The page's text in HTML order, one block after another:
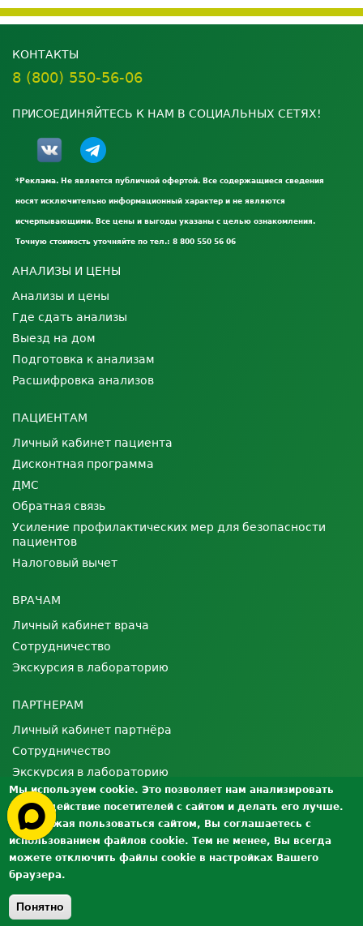
КОНТАКТЫ
8 (800) 550-56-06
ПРИСОЕДИНЯЙТЕСЬ К НАМ В СОЦИАЛЬНЫХ СЕТЯХ!
*Реклама. Не является публичной офертой. Все содержащиеся сведения
носят исключительно информационный характер и не являются
исчерпывающими. Все цены и выгоды указаны с целью ознакомления.
Точную стоимость уточняйте по тел.: 8 800 550 56 06
АНАЛИЗЫ И ЦЕНЫ
Анализы и цены
Где сдать анализы
Выезд на дом
Подготовка к анализам
Расшифровка анализов
ПАЦИЕНТАМ
Личный кабинет пациента
Дисконтная программа
ДМС
Обратная связь
Усиление профилактических мер для безопасности
пациентов
Налоговый вычет
ВРАЧАМ
Личный кабинет врача
Сотрудничество
Экскурсия в лабораторию
ПАРТНЕРАМ
Личный кабинет партнёра
Сотрудничество
Экскурсия в лабораторию
О ЛАБОРАТОРИИ
Лицензии и сертификаты
Контроль качества
Вакансии
Документы
Мы используем cookie. Это позволяет нам анализировать
взаимодействие посетителей с сайтом и делать его лучше.
Продолжая пользоваться сайтом, Вы соглашаетесь с
использованием файлов cookie. Тем не менее, Вы всегда
можете отключить файлы cookie в настройках Вашего
браузера.
Понятно